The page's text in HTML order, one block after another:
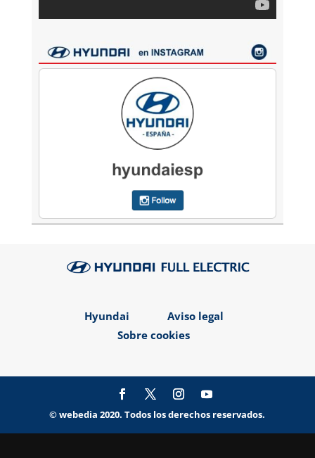
Hyundai
Aviso legal
Sobre cookies
© webedia 2020. Todos los derechos reservados.